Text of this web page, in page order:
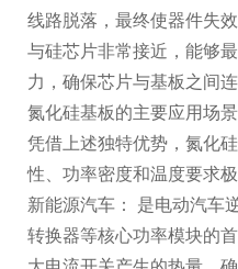
线路脱落，最终使器件失
与硅芯片非常接近，能够
力，确保芯片与基板之间
氮化硅基板的主要应用场景
凭借上述独特优势，氮化
性、功率密度和温度要求极
新能源汽车： 是电动汽车
转换器等核心功率模块的